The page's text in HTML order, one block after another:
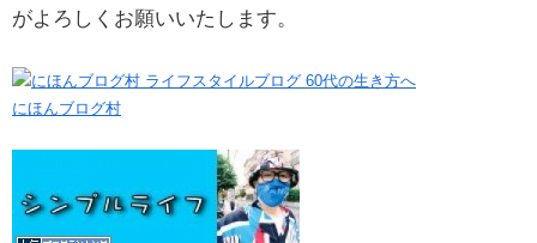
がよろしくお願いいたします。
にほんブログ村